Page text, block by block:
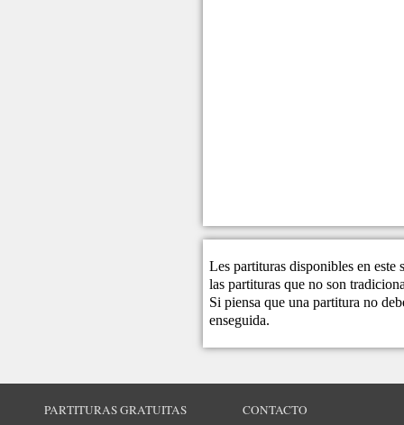
Les partituras disponibles en este
las partituras que no son
Si piensa que una partitura no
enseguida.
PARTITURAS GRATUITAS CONTACTO